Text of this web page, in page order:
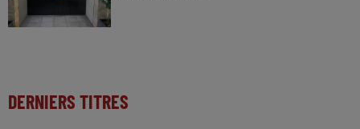
DERNIERS TITRES